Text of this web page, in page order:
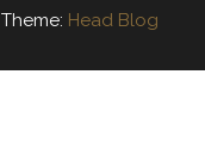
Theme: Head Blog